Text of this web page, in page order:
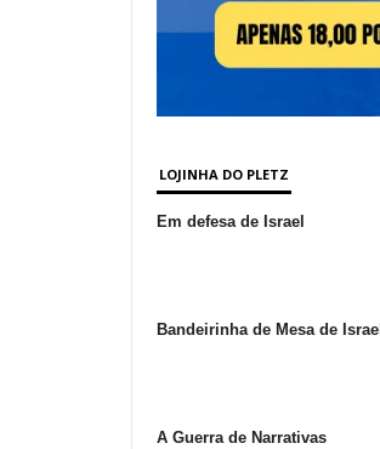
LOJINHA DO PLETZ
Em defesa de Israel
Bandeirinha de Mesa de Israel
A Guerra de Narrativas